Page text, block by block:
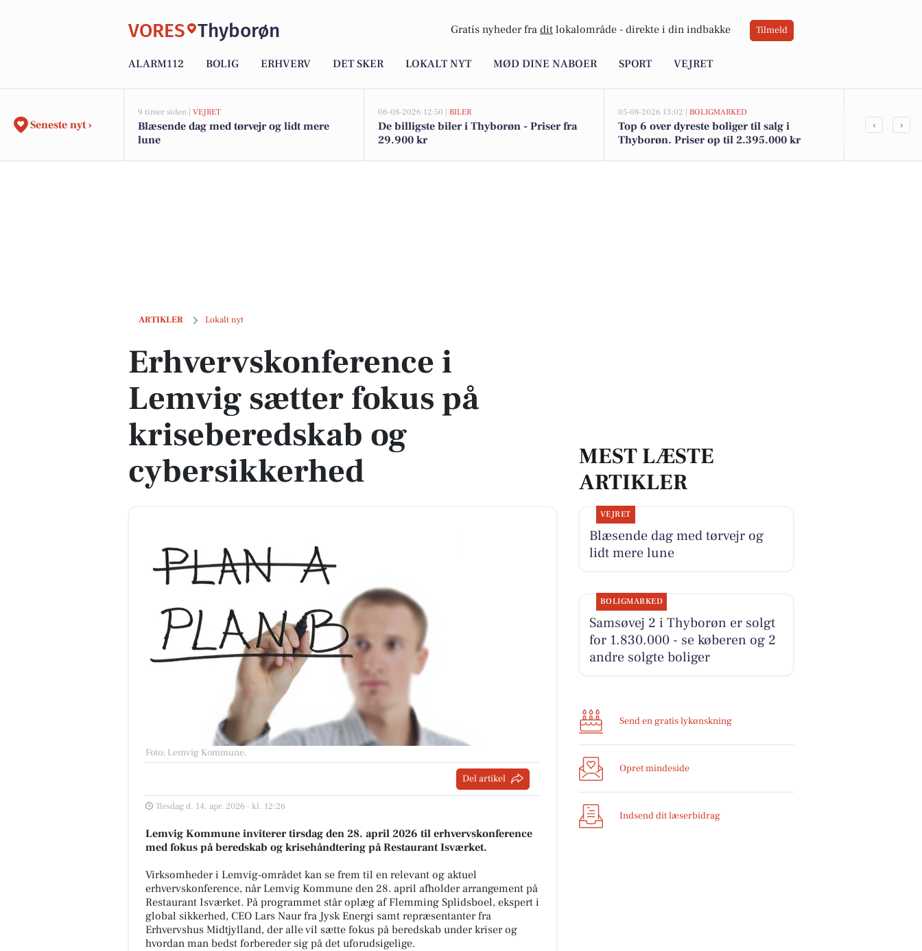
VORES Thyborøn Gratis nyheder fra dit lokalområde - direkte i din indbakke Tilmeld
ALARM112 BOLIG ERHVERV DET SKER LOKALT NYT MØD DINE NABOER SPORT VEJRET
Seneste nyt ›
9 timer siden | VEJRET
Blæsende dag med tørvejr og lidt mere
lune
06-08-2026 12:50 | BILER
De billigste biler i Thyborøn - Priser fra
29.900 kr
05-08-2026 13:02 | BOLIGMARKED
Top 6 over dyreste boliger til salg i
Thyborøn. Priser op til 2.395.000 kr
Oplev
‹ ›
ARTIKLER Lokalt nyt
Erhvervskonference i Lemvig sætter fokus på kriseberedskab og cybersikkerhed
Erhvervskonference i
Lemvig sætter fokus på
kriseberedskab og
cybersikkerhed
Foto: Lemvig Kommune.
Del artikel
Tirsdag d. 14. apr. 2026 - kl. 12:26
Lemvig Kommune inviterer tirsdag den 28. april 2026 til erhvervskonference
med fokus på beredskab og krisehåndtering på Restaurant Isværket.
Virksomheder i Lemvig-området kan se frem til en relevant og aktuel
erhvervskonference, når Lemvig Kommune den 28. april afholder arrangement på
Restaurant Isværket. På programmet står oplæg af Flemming Splidsboel, ekspert i
global sikkerhed, CEO Lars Naur fra Jysk Energi samt repræsentanter fra
Erhvervshus Midtjylland, der alle vil sætte fokus på beredskab under kriser og
hvordan man bedst forbereder sig på det uforudsigelige.
MEST LÆSTE
ARTIKLER
VEJRET
Blæsende dag med tørvejr og
lidt mere lune
BOLIGMARKED
Samsøvej 2 i Thyborøn er solgt
for 1.830.000 - se køberen og 2
andre solgte boliger
Send en gratis lykønskning
Opret mindeside
Indsend dit læserbidrag